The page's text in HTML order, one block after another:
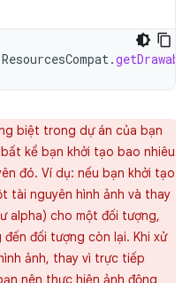
ResourcesCompat.
biệt trong dự án của bạn
kể bạn khởi tạo bao nhiêu
đó. Ví dụ: nếu bạn khởi tạo
tài nguyên hình ảnh và thay
alpha) cho một đối tượng,
đối tượng còn lại. Khi xử
ảnh, thay vì trực tiếp
nên thực hiện ảnh động